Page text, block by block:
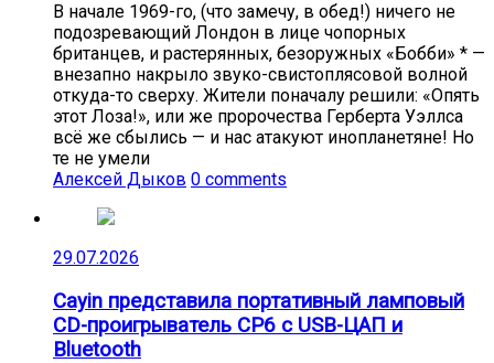
В начале 1969-го, (что замечу, в обед!) ничего не
подозревающий Лондон в лице чопорных
британцев, и растерянных, безоружных «Бобби» * —
внезапно накрыло звуко-свистоплясовой волной
откуда-то сверху. Жители поначалу решили: «Опять
этот Лоза!», или же пророчества Герберта Уэллса
всё же сбылись — и нас атакуют инопланетяне! Но
те не умели
Алексей Дыков 0 comments
29.07.2026
Cayin представила портативный ламповый
CD-проигрыватель CP6 с USB-ЦАП и
Bluetooth